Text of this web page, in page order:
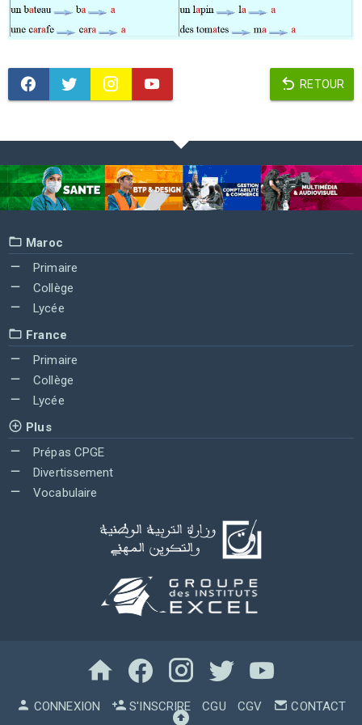
RETOUR
Maroc
Primaire
Collège
Lycée
France
Primaire
Collège
Lycée
Plus
Prépas CPGE
Divertissement
Vocabulaire
CONNEXION S'INSCRIRE CGU CGV CONTACT